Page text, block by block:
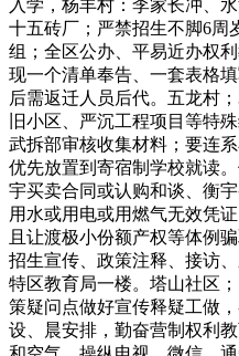
入学，杨丰村：李家长冲、
十五砖厂；严禁招生不脚6周
组；全区公办、平易近办权
现一个清单奉告、一套表格
后需返迁人员后代。五龙村
旧小区、严沉工程项目等特
武拆部审核收集材料；要连
优先放置到寄宿制学校就读
宇买卖合同或认购和谈、衡
用水或用电或用燃气无效凭
且让渡极小份额产权等体例
招生宣传、政策注释、接访
特区教育局一楼。塔山社区
策疑问点做好宣传释疑工做
设、晨安排，勤奋营制权利